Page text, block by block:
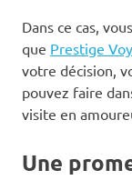
Dans ce cas,
que Prestige
votre décision,
pouvez faire
visite en
Une